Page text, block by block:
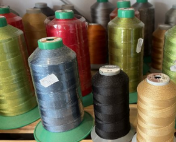
ZUM
INHALT